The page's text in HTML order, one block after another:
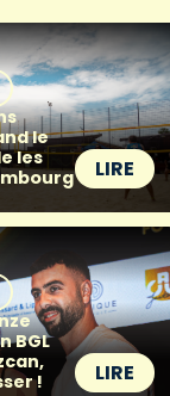
le
les
LIRE
BGL
!
LIRE